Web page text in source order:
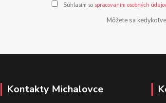
Súhlasím so spracovaním osobných
Môžete sa
Kontakty Michalovce